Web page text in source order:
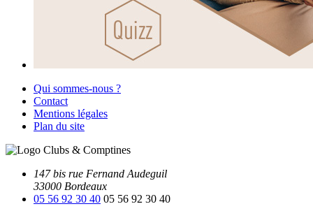
Qui sommes-nous ?
Contact
Mentions légales
Plan du site
147 bis rue Fernand Audeguil
33000 Bordeaux
05 56 92 30 40 05 56 92 30 40